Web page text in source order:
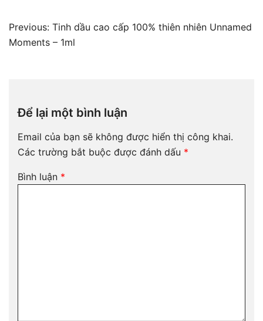
Điều
hướng
Previous: Tinh dầu cao cấp 100% thiên nhiên Unnamed
Moments – 1ml
Để lại một bình luận
Email của bạn sẽ không được hiển thị công khai.
Các trường bắt buộc được đánh dấu *
Bình luận *